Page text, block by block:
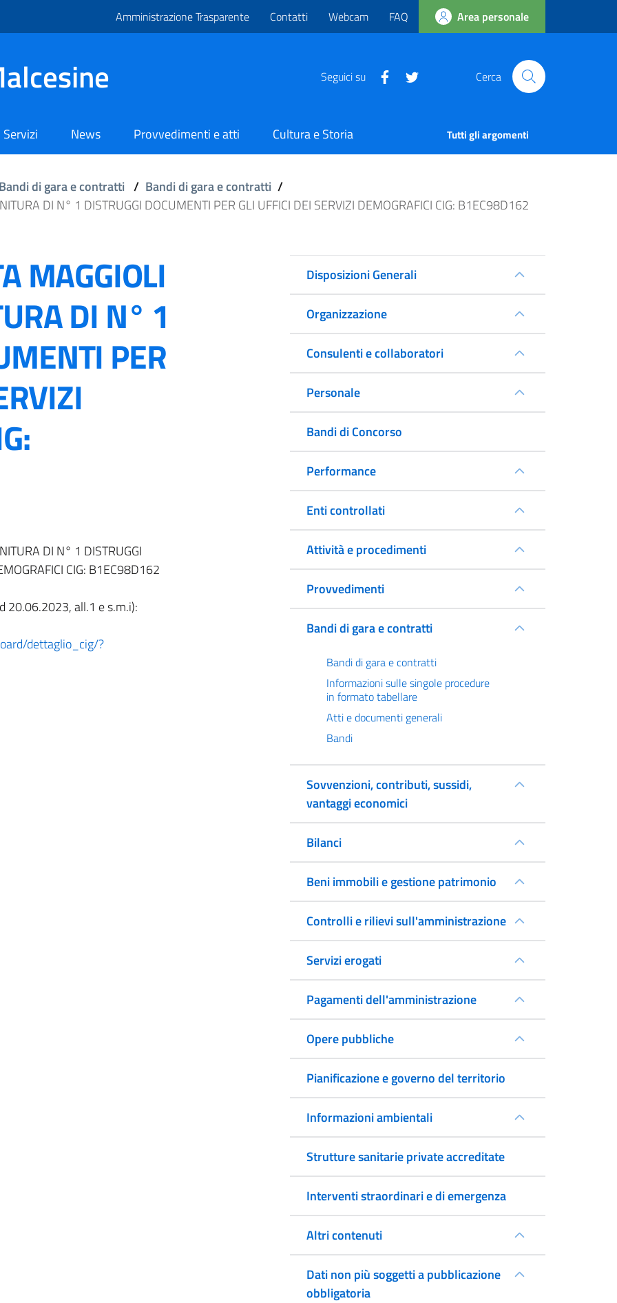
Amministrazione Trasparente Contatti Webcam FAQ Area personale
Seguici su Cerca
Servizi News Provvedimenti e atti Cultura e Storia Tutti gli argomenti
Bandi di gara e contratti / Bandi di gara e contratti /
DI N° 1 DISTRUGGI DOCUMENTI PER GLI UFFICI DEI SERVIZI DEMOGRAFICI CIG: B1EC98D162
MAGGIOLI
DI N° 1
PER
DI N° 1 DISTRUGGI
CIG: B1EC98D162
20.06.2023, all.1 e s.m.i):
dettaglio_cig/?
Disposizioni Generali
Organizzazione
Consulenti e collaboratori
Personale
Bandi di Concorso
Performance
Enti controllati
Attività e procedimenti
Provvedimenti
Bandi di gara e contratti
Bandi di gara e contratti
Informazioni sulle singole procedure
in formato tabellare
Atti e documenti generali
Bandi
Sovvenzioni, contributi, sussidi,
vantaggi economici
Bilanci
Beni immobili e gestione patrimonio
Controlli e rilievi sull'amministrazione
Servizi erogati
Pagamenti dell'amministrazione
Opere pubbliche
Pianificazione e governo del territorio
Informazioni ambientali
Strutture sanitarie private accreditate
Interventi straordinari e di emergenza
Altri contenuti
Dati non più soggetti a pubblicazione
obbligatoria